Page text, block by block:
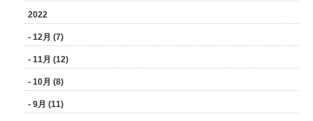
2022
- 12月 (7)
- 11月 (12)
- 10月 (8)
- 9月 (11)